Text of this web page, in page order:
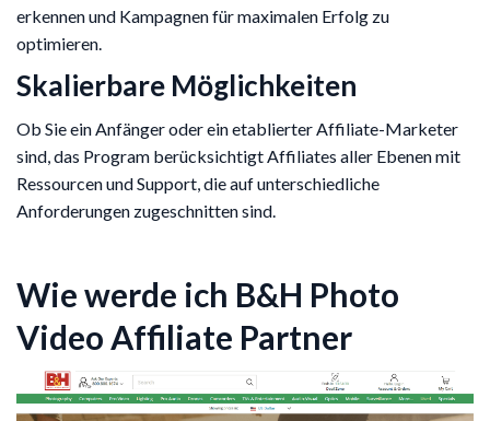
erkennen und Kampagnen für maximalen Erfolg zu
optimieren.
Skalierbare Möglichkeiten
Ob Sie ein Anfänger oder ein etablierter Affiliate-Marketer
sind, das Program berücksichtigt Affiliates aller Ebenen mit
Ressourcen und Support, die auf unterschiedliche
Anforderungen zugeschnitten sind.
Wie werde ich B&H Photo
Video Affiliate Partner